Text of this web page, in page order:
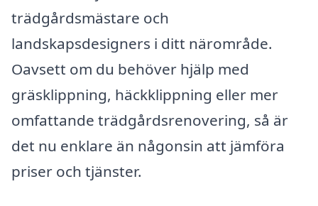
trädgårdsmästare och
landskapsdesigners i ditt närområde.
Oavsett om du behöver hjälp med
gräsklippning, häckklippning eller mer
omfattande trädgårdsrenovering, så är
det nu enklare än någonsin att jämföra
priser och tjänster.